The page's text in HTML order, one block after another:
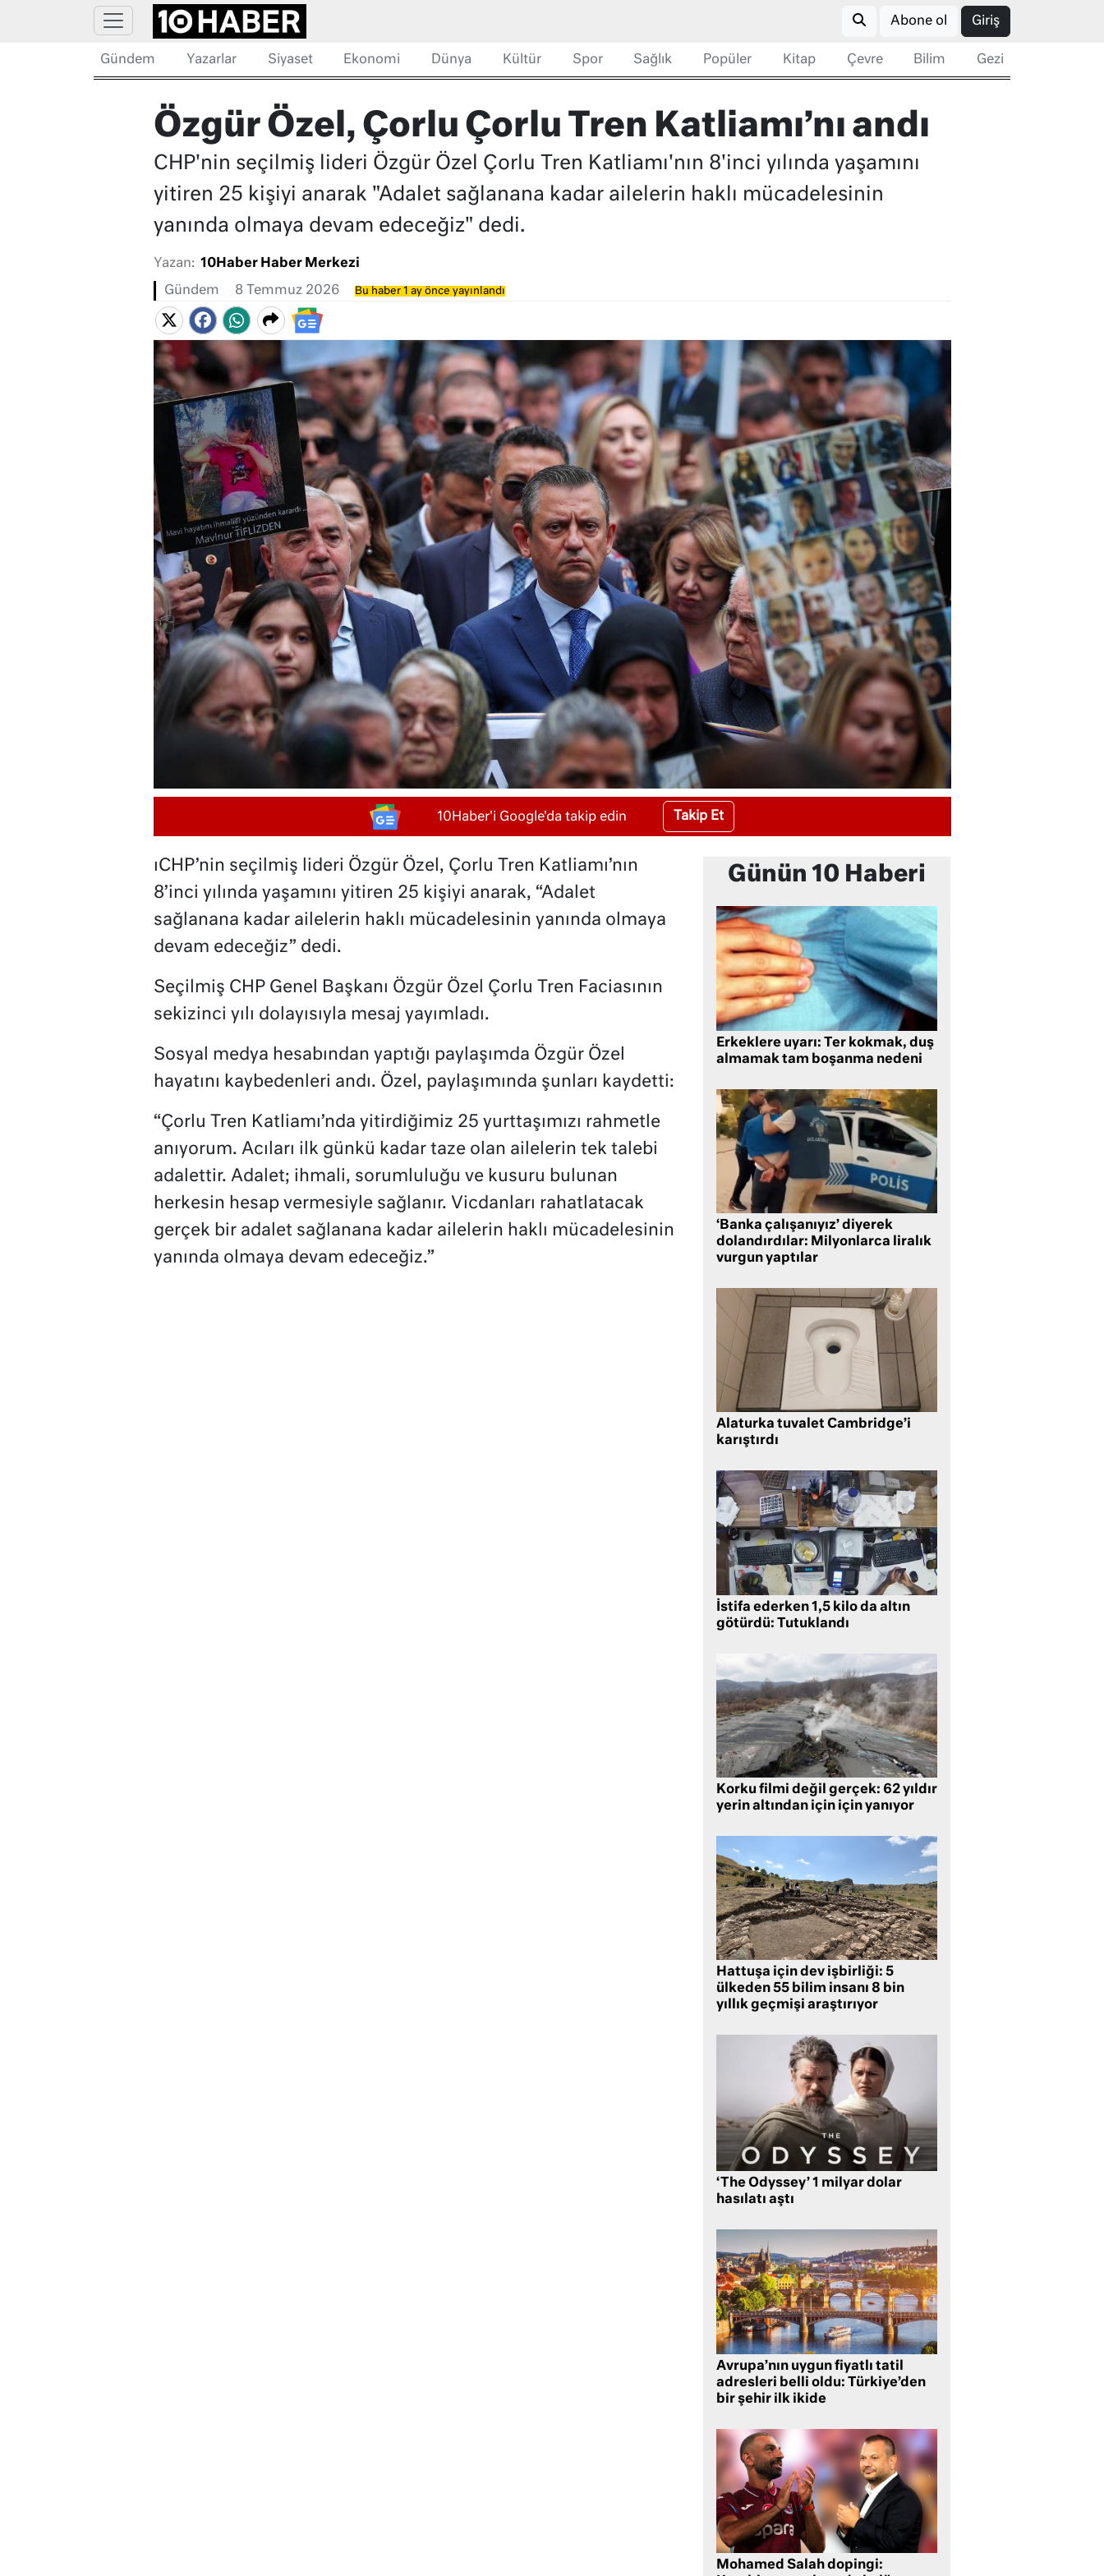
Abone ol Giriş
Gündem Yazarlar Siyaset Ekonomi Dünya Kültür Spor Sağlık Popüler Kitap Çevre Bilim Gezi
Özgür Özel, Çorlu Çorlu Tren Katliamı’nı andı
CHP'nin seçilmiş lideri Özgür Özel Çorlu Tren Katliamı'nın 8'inci yılında yaşamını
yitiren 25 kişiyi anarak "Adalet sağlanana kadar ailelerin haklı mücadelesinin
yanında olmaya devam edeceğiz" dedi.
Yazan: 10Haber Haber Merkezi
Gündem 8 Temmuz 2026 Bu haber 1 ay önce yayınlandı
10Haber'i Google'da takip edin Takip Et
ıCHP’nin seçilmiş lideri Özgür Özel, Çorlu Tren Katliamı’nın
8’inci yılında yaşamını yitiren 25 kişiyi anarak, “Adalet
sağlanana kadar ailelerin haklı mücadelesinin yanında olmaya
devam edeceğiz” dedi.
Seçilmiş CHP Genel Başkanı Özgür Özel Çorlu Tren Faciasının
sekizinci yılı dolayısıyla mesaj yayımladı.
Sosyal medya hesabından yaptığı paylaşımda Özgür Özel
hayatını kaybedenleri andı. Özel, paylaşımında şunları kaydetti:
“Çorlu Tren Katliamı’nda yitirdiğimiz 25 yurttaşımızı rahmetle
anıyorum. Acıları ilk günkü kadar taze olan ailelerin tek talebi
adalettir. Adalet; ihmali, sorumluluğu ve kusuru bulunan
herkesin hesap vermesiyle sağlanır. Vicdanları rahatlatacak
gerçek bir adalet sağlanana kadar ailelerin haklı mücadelesinin
yanında olmaya devam edeceğiz.”
Günün 10 Haberi
Erkeklere uyarı: Ter kokmak, duş
almamak tam boşanma nedeni
‘Banka çalışanıyız’ diyerek
dolandırdılar: Milyonlarca liralık
vurgun yaptılar
Alaturka tuvalet Cambridge’i
karıştırdı
İstifa ederken 1,5 kilo da altın
götürdü: Tutuklandı
Korku filmi değil gerçek: 62 yıldır
yerin altından için için yanıyor
Hattuşa için dev işbirliği: 5
ülkeden 55 bilim insanı 8 bin
yıllık geçmişi araştırıyor
‘The Odyssey’ 1 milyar dolar
hasılatı aştı
Avrupa’nın uygun fiyatlı tatil
adresleri belli oldu: Türkiye’den
bir şehir ilk ikide
Mohamed Salah dopingi: